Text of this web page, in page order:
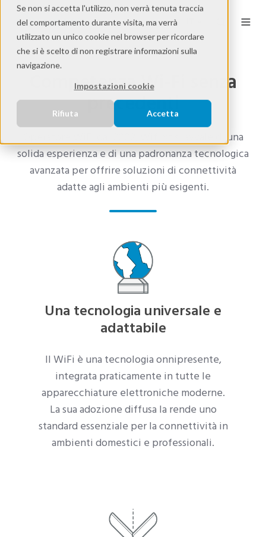
Se non si accetta l'utilizzo, non verrà tenuta traccia
del comportamento durante visita, ma verrà
utilizzato un unico cookie nel browser per ricordare
che si è scelto di non registrare informazioni sulla
navigazione.
Impostazioni cookie
Rifiuta Accetta
Competenza Wi-Fi senza
precedenti
Operatore WiFi dal 2002, Wifirst si avvale di una
solida esperienza e di una padronanza tecnologica
avanzata per offrire soluzioni di connettività
adatte agli ambienti più esigenti.
Una tecnologia universale e
adattabile
Il WiFi è una tecnologia onnipresente,
integrata praticamente in tutte le
apparecchiature elettroniche moderne.
La sua adozione diffusa la rende uno
standard essenziale per la connettività in
ambienti domestici e professionali.